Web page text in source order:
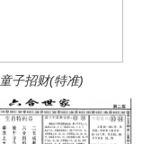
童子招财(特准)